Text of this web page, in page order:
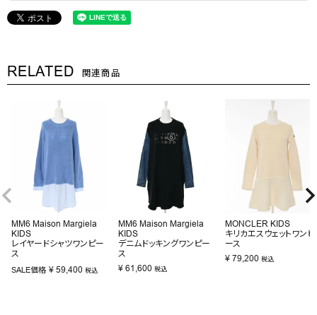
RELATED 関連商品
MM6 Maison Margiela
KIDS
レイヤードシャツワンピー
ス
SALE価格 ¥ 59,400 税込
MM6 Maison Margiela
KIDS
デニムドッキングワンピー
ス
¥ 61,600 税込
MONCLER KIDS
キリカエスウェットワンピ
ース
¥ 79,200 税込